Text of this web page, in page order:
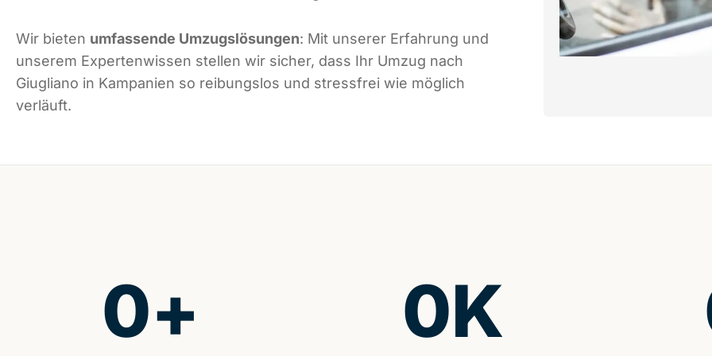
Wir bieten umfassende Umzugslösungen: Mit unserer Erfahrung und
unserem Expertenwissen stellen wir sicher, dass Ihr Umzug nach
Giugliano in Kampanien so reibungslos und stressfrei wie möglich
verläuft.
0+ 0K